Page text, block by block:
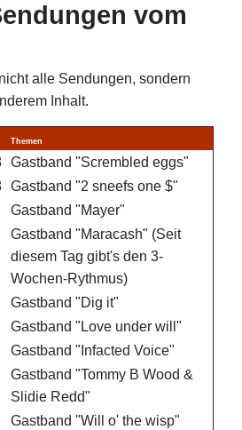
vom
alle Sendungen, sondern
Inhalt.
Themen
Gastband "Scrembled eggs"
Gastband "2 sneefs one $"
Gastband "Mayer"
Gastband "Maracash" (Seit
diesem Tag gibt's den 3-
Wochen-Rythmus)
Gastband "Dig it"
Gastband "Love under will"
Gastband "Infacted Voice"
Gastband "Tommy B Wood &
Slidie Redd"
Gastband "Will o' the wisp"